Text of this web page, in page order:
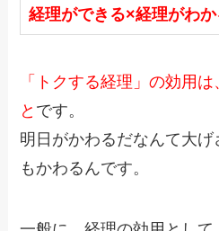
経理ができる×経理がわ
「トクする経理」の効用
と です。
明日がかわるだなんて大
もかわるんです。